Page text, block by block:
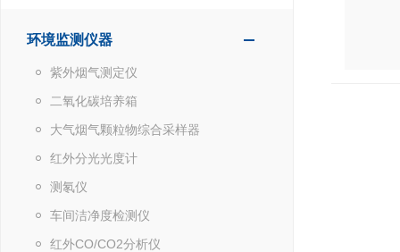
环境监测仪器
紫外烟气测定仪
二氧化碳培养箱
大气烟气颗粒物综合采样器
红外分光光度计
测氡仪
车间洁净度检测仪
红外CO/CO2分析仪